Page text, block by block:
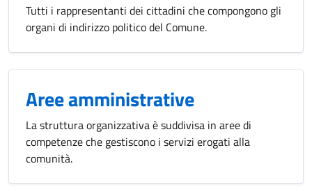
Tutti i rappresentanti dei cittadini che compongono gli
organi di indirizzo politico del Comune.
Aree amministrative
La struttura organizzativa è suddivisa in aree di
competenze che gestiscono i servizi erogati alla
comunità.